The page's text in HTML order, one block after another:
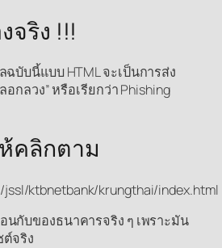
จริง !!!
ฉบับนี้แบบ HTML จะเป็นการส่ง
อกลวง” หรือเรียกว่า Phishing
คลิกตาม
ktbnetbank/krungthai/index.html
กับของธนาคารจริง ๆ เพราะมัน
จริง